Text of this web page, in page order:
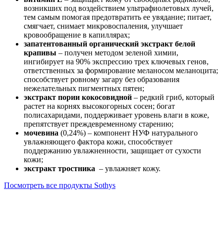
возникших под воздействием ультрафиолетовых лучей,
тем самым помогая предотвратить ее увядание; питает,
смягчает, снимает микровоспаления, улучшает
кровообращение в капиллярах;
запатентованный органический экстракт белой
крапивы – получен методом зеленой химии,
ингибирует на 90% экспрессию трех ключевых генов,
ответственных за формирование меланосом меланоцита;
способствует ровному загару без образования
нежелательных пигментных пятен;
экстракт пории кокосовидной – редкий гриб, который
растет на корнях высокогорных сосен; богат
полисахаридами, поддерживает уровень влаги в коже,
препятствует преждевременному старению;
мочевина (0,24%) – компонент НУФ натурального
увлажняющего фактора кожи, способствует
поддержанию увлажненности, защищает от сухости
кожи;
экстракт тростника – увлажняет кожу.
Посмотреть все продукты Sothys